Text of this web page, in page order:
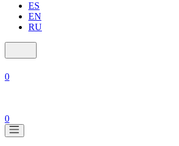
ES
EN
RU
0
0